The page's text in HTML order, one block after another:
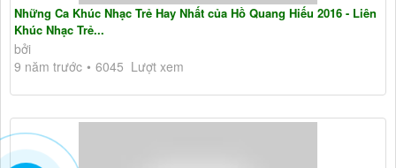
Những Ca Khúc Nhạc Trẻ Hay Nhất của Hồ Quang Hiếu 2016 - Liên
Khúc Nhạc Trẻ...
bởi
9 năm trước
6045 Lượt xem